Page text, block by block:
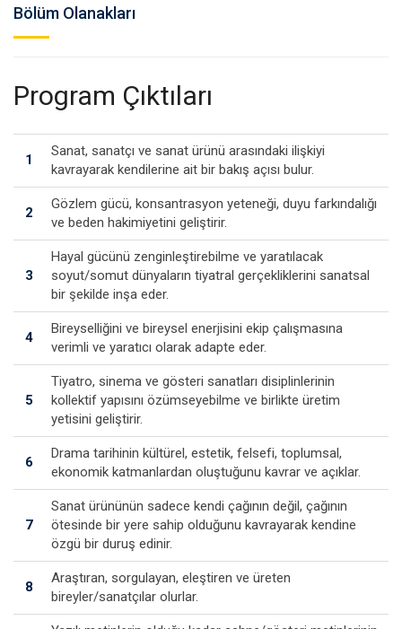
Bölüm Olanakları
Program Çıktıları
1
Sanat, sanatçı ve sanat ürünü arasındaki ilişkiyi
kavrayarak kendilerine ait bir bakış açısı bulur.
2
Gözlem gücü, konsantrasyon yeteneği, duyu farkındalığı
ve beden hakimiyetini geliştirir.
3
Hayal gücünü zenginleştirebilme ve yaratılacak
soyut/somut dünyaların tiyatral gerçekliklerini sanatsal
bir şekilde inşa eder.
4
Bireyselliğini ve bireysel enerjisini ekip çalışmasına
verimli ve yaratıcı olarak adapte eder.
5
Tiyatro, sinema ve gösteri sanatları disiplinlerinin
kollektif yapısını özümseyebilme ve birlikte üretim
yetisini geliştirir.
6
Drama tarihinin kültürel, estetik, felsefi, toplumsal,
ekonomik katmanlardan oluştuğunu kavrar ve açıklar.
7
Sanat ürününün sadece kendi çağının değil, çağının
ötesinde bir yere sahip olduğunu kavrayarak kendine
özgü bir duruş edinir.
8
Araştıran, sorgulayan, eleştiren ve üreten
bireyler/sanatçılar olurlar.